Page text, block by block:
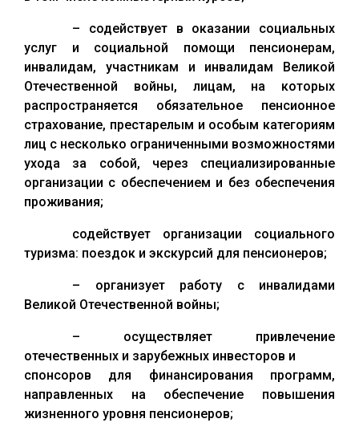
– содействует в оказании социальных
услуг и социальной помощи пенсионерам,
инвалидам, участникам и инвалидам Великой
Отечественной войны, лицам, на которых
распространяется обязательное пенсионное
страхование, престарелым и особым категориям
лиц с несколько ограниченными возможностями
ухода за собой, через специализированные
организации с обеспечением и без обеспечения
проживания;
содействует организации социального
туризма: поездок и экскурсий для пенсионеров;
– организует работу с инвалидами
Великой Отечественной войны;
– осуществляет привлечение
отечественных и зарубежных инвесторов и
спонсоров для финансирования программ,
направленных на обеспечение повышения
жизненного уровня пенсионеров;